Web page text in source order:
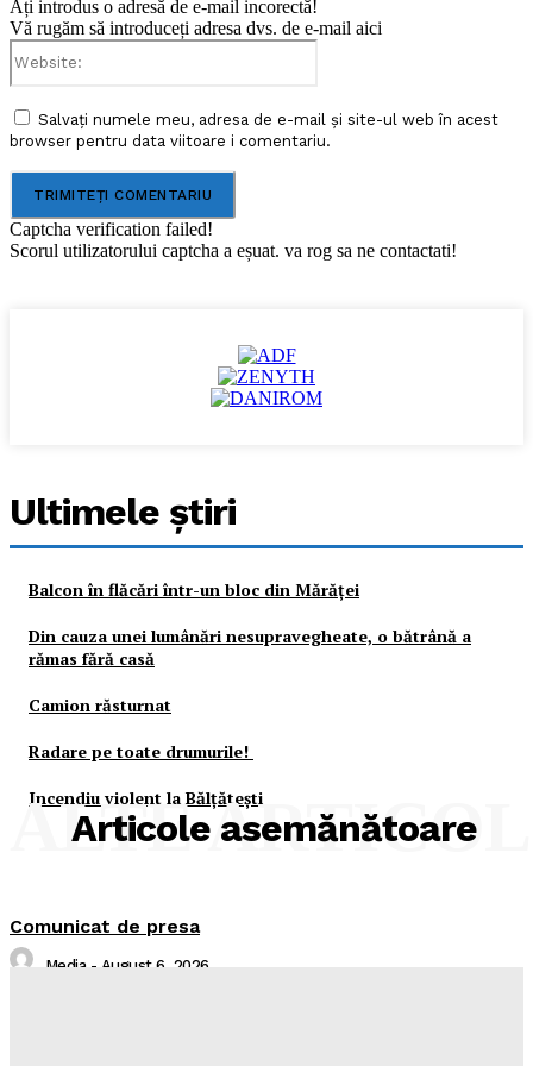
Ați introdus o adresă de e-mail incorectă!
Vă rugăm să introduceți adresa dvs. de e-mail aici
Salvați numele meu, adresa de e-mail și site-ul web în acest
browser pentru data viitoare i comentariu.
Captcha verification failed!
Scorul utilizatorului captcha a eșuat. va rog sa ne contactati!
Ultimele ştiri
Balcon în flăcări într-un bloc din Mărăţei
Din cauza unei lumânări nesupravegheate, o bătrână a
rămas fără casă
Camion răsturnat
Radare pe toate drumurile!
Incendiu violent la Bălţăteşti
Articole asemănătoare
ALTE
Comunicat de presa
Media - August 6, 2026